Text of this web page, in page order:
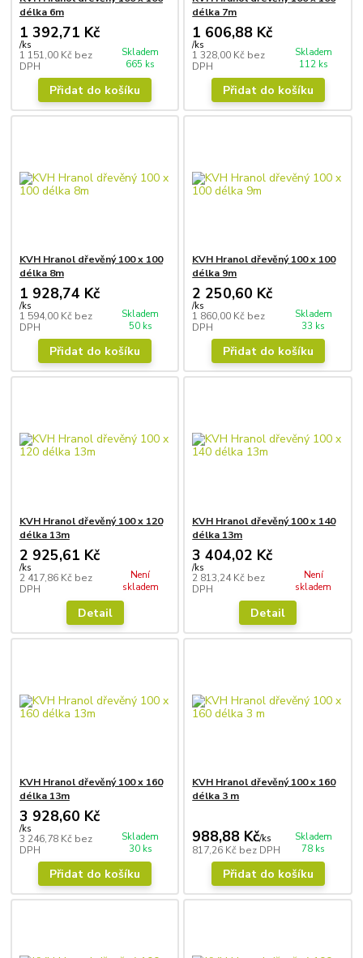
délka 6m
1 392,71 Kč
/ks
1 151,00 Kč bez
DPH
Skladem
665 ks
Přidat do košíku
délka 7m
1 606,88 Kč
/ks
1 328,00 Kč bez
DPH
Skladem
112 ks
Přidat do košíku
KVH Hranol dřevěný 100 x 100
délka 8m
1 928,74 Kč
/ks
1 594,00 Kč bez
DPH
Skladem
50 ks
Přidat do košíku
KVH Hranol dřevěný 100 x 100
délka 9m
2 250,60 Kč
/ks
1 860,00 Kč bez
DPH
Skladem
33 ks
Přidat do košíku
KVH Hranol dřevěný 100 x 120
délka 13m
2 925,61 Kč
/ks
2 417,86 Kč bez
DPH
Není
skladem
Detail
KVH Hranol dřevěný 100 x 140
délka 13m
3 404,02 Kč
/ks
2 813,24 Kč bez
DPH
Není
skladem
Detail
KVH Hranol dřevěný 100 x 160
délka 13m
3 928,60 Kč
/ks
3 246,78 Kč bez
DPH
Skladem
30 ks
Přidat do košíku
KVH Hranol dřevěný 100 x 160
délka 3 m
988,88 Kč/ks
817,26 Kč bez DPH
Skladem
78 ks
Přidat do košíku